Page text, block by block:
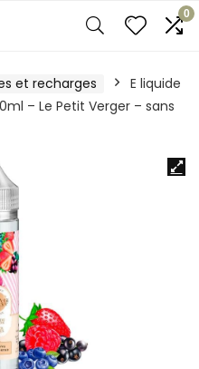
0
et recharges
E liquide
– Le Petit Verger – sans